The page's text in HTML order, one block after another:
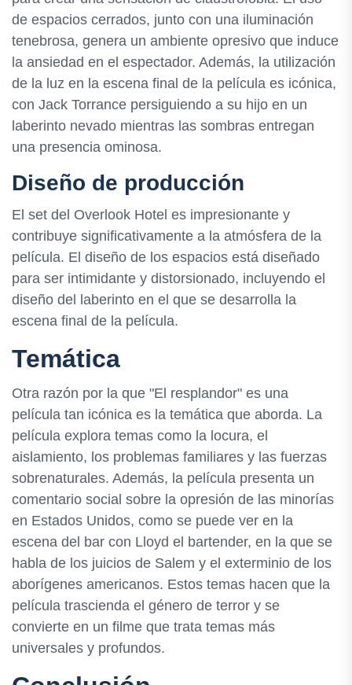
de espacios cerrados, junto con una iluminación
tenebrosa, genera un ambiente opresivo que induce
la ansiedad en el espectador. Además, la utilización
de la luz en la escena final de la película es icónica,
con Jack Torrance persiguiendo a su hijo en un
laberinto nevado mientras las sombras entregan
una presencia ominosa.
Diseño de producción
El set del Overlook Hotel es impresionante y
contribuye significativamente a la atmósfera de la
película. El diseño de los espacios está diseñado
para ser intimidante y distorsionado, incluyendo el
diseño del laberinto en el que se desarrolla la
escena final de la película.
Temática
Otra razón por la que "El resplandor" es una
película tan icónica es la temática que aborda. La
película explora temas como la locura, el
aislamiento, los problemas familiares y las fuerzas
sobrenaturales. Además, la película presenta un
comentario social sobre la opresión de las minorías
en Estados Unidos, como se puede ver en la
escena del bar con Lloyd el bartender, en la que se
habla de los juicios de Salem y el exterminio de los
aborígenes americanos. Estos temas hacen que la
película trascienda el género de terror y se
convierte en un filme que trata temas más
universales y profundos.